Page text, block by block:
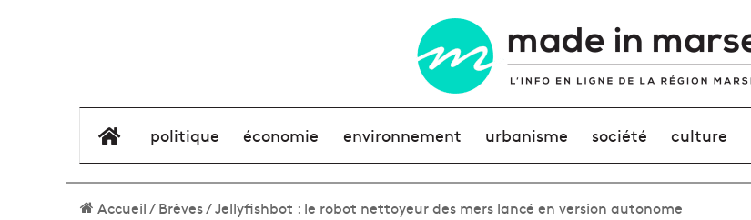
élément de menu
politique économie environnement urbanisme société culture
Accueil/Brèves/Jellyfishbot : le robot nettoyeur des mers lancé en version autonome